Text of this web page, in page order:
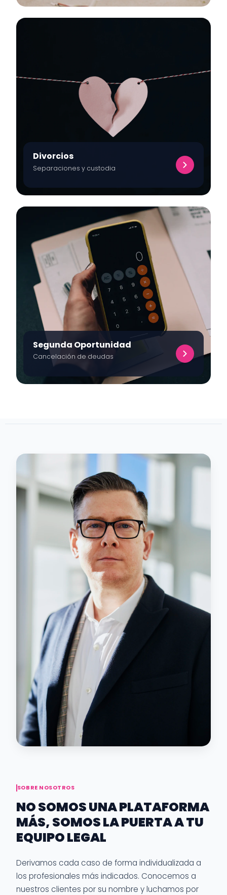
Divorcios
Separaciones y custodia
Segunda Oportunidad
Cancelación de deudas
SOBRE NOSOTROS
NO SOMOS UNA PLATAFORMA
MÁS, SOMOS LA PUERTA A TU
EQUIPO LEGAL
Derivamos cada caso de forma individualizada a
los profesionales más indicados. Conocemos a
nuestros clientes por su nombre y luchamos por